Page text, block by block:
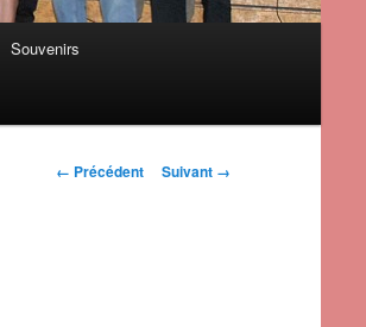
Souvenirs
Navigation des
← Précédent Suivant →